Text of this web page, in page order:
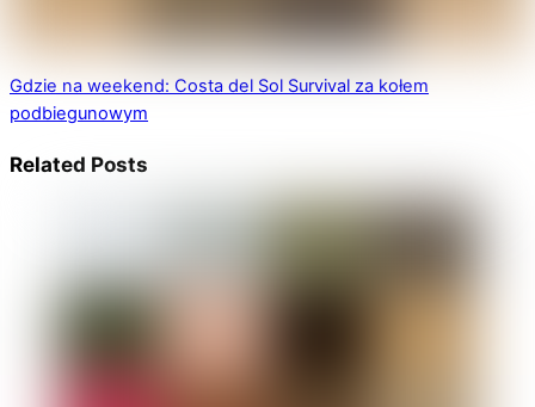
Gdzie na weekend: Costa del Sol Survival za kołem
podbiegunowym
Related Posts